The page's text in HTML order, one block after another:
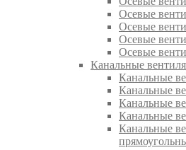
Осевые
Осевые
Осевые
Осевые
Канальные
Канальные
Канальные
Канальные
Канальные
Канальные